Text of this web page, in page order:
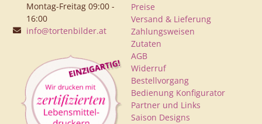
Montag-Freitag 09:00 -
16:00
info@tortenbilder.at
Preise
Versand & Lieferung
Zahlungsweisen
Zutaten
AGB
Widerruf
Bestellvorgang
Bedienung Konfigurator
Partner und Links
Saison Designs